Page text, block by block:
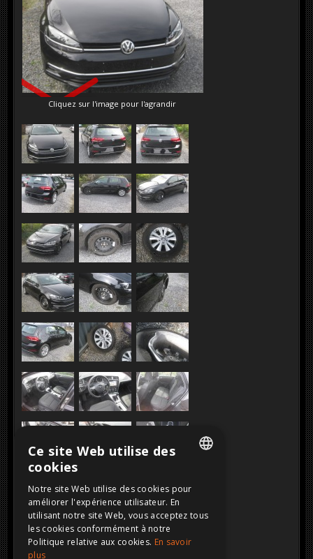
VENDU
Cliquez sur l'image pour l'agrandir
FRENCH
Ce site Web utilise des
cookies
Notre site Web utilise des cookies pour
améliorer l'expérience utilisateur. En
utilisant notre site Web, vous acceptez tous
les cookies conformément à notre
Politique relative aux cookies. En savoir
plus